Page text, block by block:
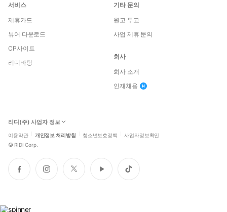
서비스
제휴카드
뷰어 다운로드
CP사이트
리디바탕
기타 문의
원고 투고
사업 제휴 문의
회사
회사 소개
인재채용
리디(주) 사업자 정보
이용약관 개인정보 처리방침 청소년보호정책 사업자정보확인
© RIDI Corp.
페
이
인
스
트
위
유
튜
틱
톡